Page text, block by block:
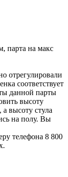
парта на макс
отрегулировали
соответствует
данной парты
высоту
высоту стула
на полу. Вы
телефона 8 800